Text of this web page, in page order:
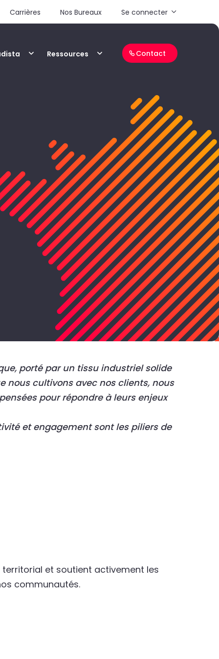
Carrières Nos Bureaux Se connecter
Ressources Contact
porté par un tissu industriel solide
nous cultivons avec nos clients, nous
pour répondre à leurs enjeux
et engagement sont les piliers de
et soutient activement les
communautés.